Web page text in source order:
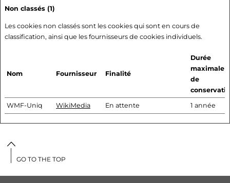
Non classés (1)
Les cookies non classés sont les cookies qui sont en cours de
classification, ainsi que les fournisseurs de cookies individuels.
Nom Fournisseur Finalité
Durée
maximale
de
WMF-Uniq
WikiMedia En attente 1 année
GO TO THE TOP